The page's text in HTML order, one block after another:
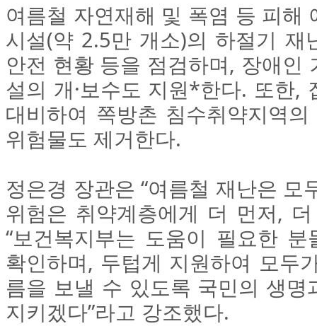
여름철 자연재해 및 폭염 등 피해
시설(약 2.5만 개소)의 하절기 재
안전 현황 등을 점검하며, 장애인
설의 개·보수도 지원*한다. 또한,
대비하여 쪽방촌 침수취약지역
위험물도 제거한다.
정은경 장관은 “여름철 재난은 모
위험은 취약계층에게 더 먼저,
“보건복지부는 도움이 필요한
확인하며, 두텁게 지원하여 모두
름을 보낼 수 있도록 국민의 생명
지키겠다”라고 강조했다.